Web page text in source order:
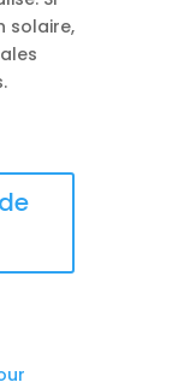
solaire,